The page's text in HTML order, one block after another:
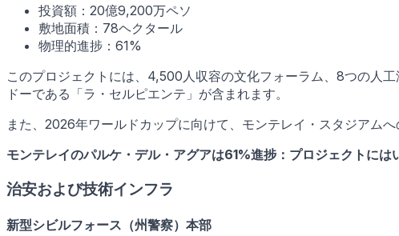
投資額：20億9,200万ペソ
敷地面積：78ヘクタール
物理的進捗：61%
このプロジェクトには、4,500人収容の文化フォーラム、8つの人
ドーである「ラ・セルピエンテ」が含まれます。
また、2026年ワールドカップに向けて、モンテレイ・スタジアムへ
モンテレイのパルケ・デル・アグアは61%進捗：プロジェクトには
治安および技術インフラ
新型シビルフォース（州警察）本部